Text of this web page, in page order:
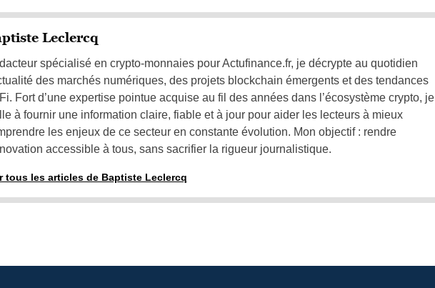
Leclercq
spécialisé en crypto-monnaies pour Actufinance.fr, je décrypte au quotidien
des marchés numériques, des projets blockchain émergents et des tendances
Fort d’une expertise pointue acquise au fil des années dans l’écosystème crypto, je
à fournir une information claire, fiable et à jour pour aider les lecteurs à mieux
les enjeux de ce secteur en constante évolution. Mon objectif : rendre
accessible à tous, sans sacrifier la rigueur journalistique.
tous les articles de Baptiste Leclercq